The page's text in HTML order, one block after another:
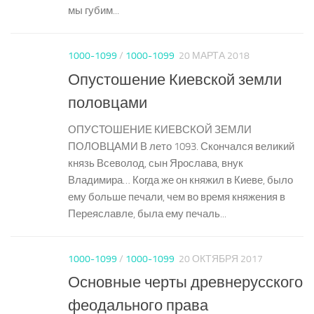
мы губим...
1000-1099 / 1000-1099 20 МАРТА 2018
Опустошение Киевской земли
половцами
ОПУСТОШЕНИЕ КИЕВСКОЙ ЗЕМЛИ
ПОЛОВЦАМИ В лето 1093. Скончался великий
князь Всеволод, сын Ярослава, внук
Владимира… Когда же он княжил в Киеве, было
ему больше печали, чем во время княжения в
Переяславле, была ему печаль...
1000-1099 / 1000-1099 20 ОКТЯБРЯ 2017
Основные черты древнерусского
феодального права